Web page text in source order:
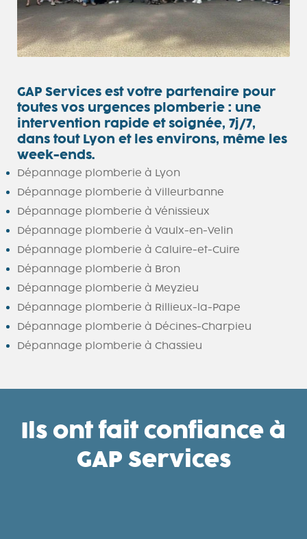
GAP Services est votre partenaire pour
toutes vos urgences plomberie : une
intervention rapide et soignée, 7j/7,
dans tout Lyon et les environs, même les
week-ends.
Dépannage plomberie à Lyon
Dépannage plomberie à Villeurbanne
Dépannage plomberie à Vénissieux
Dépannage plomberie à Vaulx-en-Velin
Dépannage plomberie à Caluire-et-Cuire
Dépannage plomberie à Bron
Dépannage plomberie à Meyzieu
Dépannage plomberie à Rillieux-la-Pape
Dépannage plomberie à Décines-Charpieu
Dépannage plomberie à Chassieu
Ils ont fait confiance à
GAP Services